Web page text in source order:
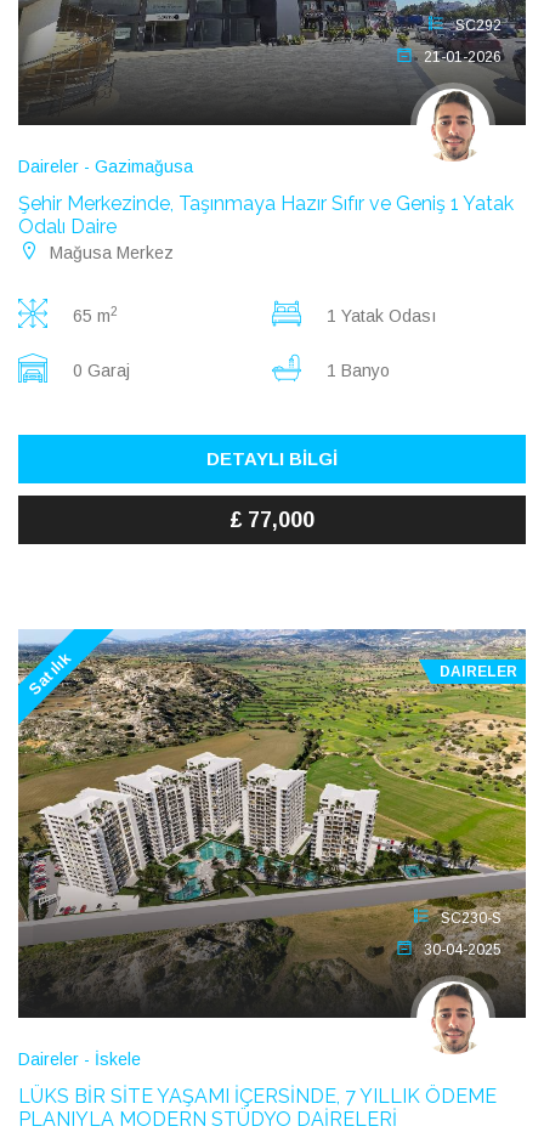
SC292
21-01-2026
Daireler - Gazimağusa
Şehir Merkezinde, Taşınmaya Hazır Sıfır ve Geniş 1 Yatak
Odalı Daire
Mağusa Merkez
65 m2 1 Yatak Odası
0 Garaj 1 Banyo
DETAYLI BİLGİ
£ 77,000
Satılık DAIRELER
SC230-S
30-04-2025
Daireler - İskele
LÜKS BİR SİTE YAŞAMI İÇERSİNDE, 7 YILLIK ÖDEME
PLANIYLA MODERN STÜDYO DAİRELERİ